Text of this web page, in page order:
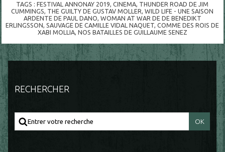
TAGS :FESTIVAL ANNONAY 2019,CINEMA, THUNDER ROAD DE JIM
CUMMINGS, THE GUILTY DE GUSTAV MOLLER,WILD LIFE - UNE SAISON
ARDENTE DE PAUL DANO, WOMAN AT WAR DE DE BENEDIKT
ERLINGSSON,SAUVAGE DE CAMILLE VIDAL NAQUET,COMME DES ROIS DE
XABI MOLLIA, NOS BATAILLES DE GUILLAUME SENEZ
RECHERCHER